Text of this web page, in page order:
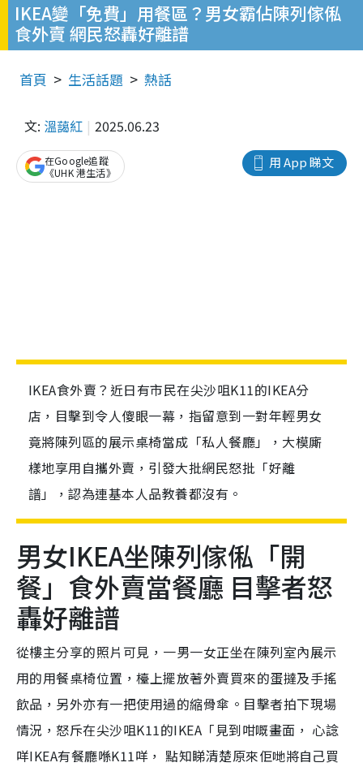
IKEA變「免費」用餐區？男女霸佔陳列傢俬
食外賣 網民怒轟好離譜
首頁 生活話題 熱話
文: 溫藹紅 2025.06.23
用 App 睇文
在Google追蹤
《UHK 港生活》
IKEA食外賣？近日有市民在尖沙咀K11的IKEA分
店，目擊到令人傻眼一幕，指留意到一對年輕男女
竟將陳列區的展示桌椅當成「私人餐廳」，大模廝
樣地享用自攜外賣，引發大批網民怒批「好離
譜」，認為連基本人品教養都沒有。
男女IKEA坐陳列傢俬「開
餐」食外賣當餐廳 目擊者怒
轟好離譜
從樓主分享的照片可見，一男一女正坐在陳列室內展示
用的用餐桌椅位置，檯上擺放著外賣買來的蛋撻及手搖
飲品，另外亦有一把使用過的縮骨傘。目擊者拍下現場
情況，怒斥在尖沙咀K11的IKEA「見到咁嘅畫面， 心諗
咩IKEA有餐廳喺K11咩， 點知睇清楚原來佢哋將自己買